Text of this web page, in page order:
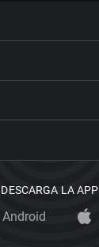
DESCARGA LA APP
Android